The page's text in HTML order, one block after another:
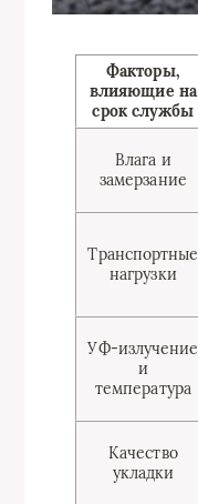
Факторы,
влияющие на
срок службы
Влага и
замерзание
Транспортные
нагрузки
УФ-излучение
и
температура
Качество
укладки